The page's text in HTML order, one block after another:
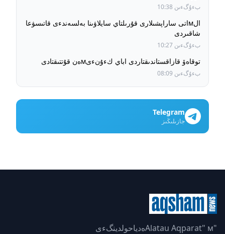
بءۇگءىن 10:38
الмاتى ساراپشىلارى قۇرىلتاي سايلاۋىنا بەلسەندءى قاتىسۋعا
شاقىردى
بءۇگءىن 10:27
توقاەۆ قازاقستاندىقتاردى اباي كءۇنءىмەن قۇتتىقتادى
بءۇگءىن 08:09
Telegram
جازىلىڭىز
"Alatau Aqparat" мەدياحولدينگءى